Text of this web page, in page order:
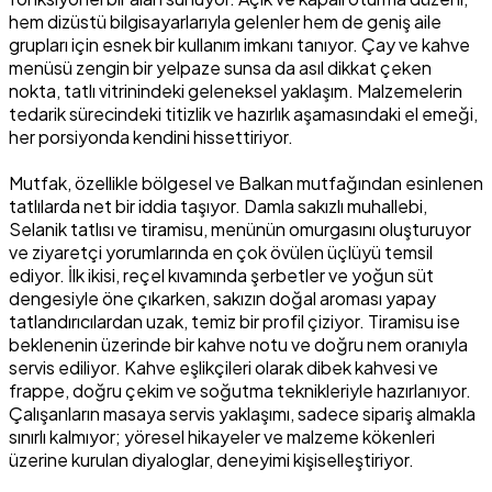
hem dizüstü bilgisayarlarıyla gelenler hem de geniş aile
grupları için esnek bir kullanım imkanı tanıyor. Çay ve kahve
menüsü zengin bir yelpaze sunsa da asıl dikkat çeken
nokta, tatlı vitrinindeki geleneksel yaklaşım. Malzemelerin
tedarik sürecindeki titizlik ve hazırlık aşamasındaki el emeği,
her porsiyonda kendini hissettiriyor.
Mutfak, özellikle bölgesel ve Balkan mutfağından esinlenen
tatlılarda net bir iddia taşıyor. Damla sakızlı muhallebi,
Selanik tatlısı ve tiramisu, menünün omurgasını oluşturuyor
ve ziyaretçi yorumlarında en çok övülen üçlüyü temsil
ediyor. İlk ikisi, reçel kıvamında şerbetler ve yoğun süt
dengesiyle öne çıkarken, sakızın doğal aroması yapay
tatlandırıcılardan uzak, temiz bir profil çiziyor. Tiramisu ise
beklenenin üzerinde bir kahve notu ve doğru nem oranıyla
servis ediliyor. Kahve eşlikçileri olarak dibek kahvesi ve
frappe, doğru çekim ve soğutma teknikleriyle hazırlanıyor.
Çalışanların masaya servis yaklaşımı, sadece sipariş almakla
sınırlı kalmıyor; yöresel hikayeler ve malzeme kökenleri
üzerine kurulan diyaloglar, deneyimi kişiselleştiriyor.